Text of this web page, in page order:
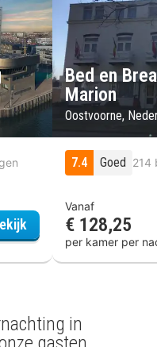
Inntel Hotels Den
Bed en
Marion
Oostvoorne,
7.4 Goed 214
Vanaf
€ 128,25
per kamer per
in